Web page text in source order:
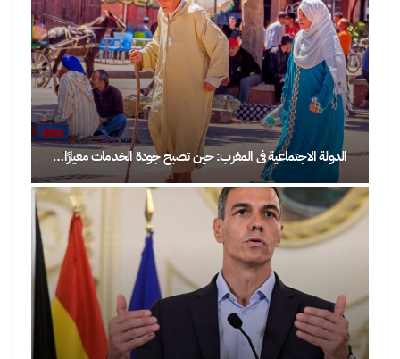
الدولة الاجتماعية في المغرب: حين تصبح جودة الخدمات معيارًا…